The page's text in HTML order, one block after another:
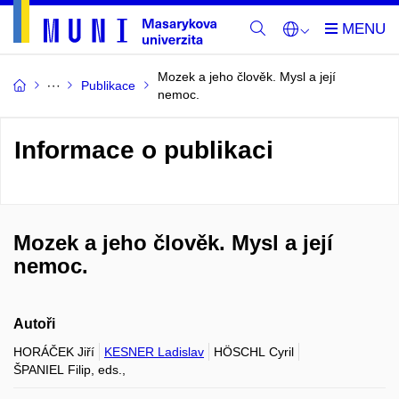
Publikace
Mozek a jeho člověk. Mysl a její
nemoc.
Informace o publikaci
Mozek a jeho člověk. Mysl a její
nemoc.
Autoři
HORÁČEK Jiří KESNER Ladislav
HÖSCHL Cyril
ŠPANIEL Filip, eds.,